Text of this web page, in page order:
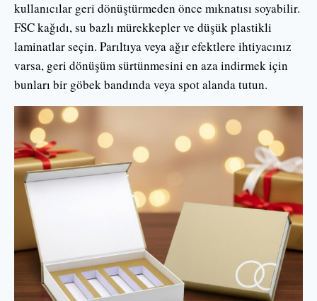
kullanıcılar geri dönüştürmeden önce mıknatısı soyabilir.
FSC kağıdı, su bazlı mürekkepler ve düşük plastikli
laminatlar seçin. Parıltıya veya ağır efektlere ihtiyacınız
varsa, geri dönüşüm sürtünmesini en aza indirmek için
bunları bir göbek bandında veya spot alanda tutun.